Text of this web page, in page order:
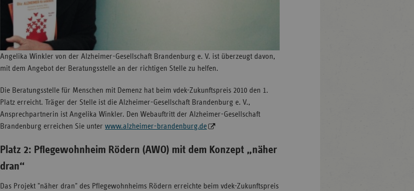
Angelika Winkler von der Alzheimer-Gesellschaft Brandenburg e. V. ist überzeugt davon,
mit dem Angebot der Beratungsstelle an der richtigen Stelle zu helfen.
Die Beratungsstelle für Menschen mit Demenz hat beim vdek-Zukunftspreis 2010 den 1.
Platz erreicht. Träger der Stelle ist die Alzheimer-Gesellschaft Brandenburg e. V.,
Ansprechpartnerin ist Angelika Winkler. Den Webauftritt der Alzheimer-Gesellschaft
Brandenburg erreichen Sie unterwww.alzheimer-brandenburg.de
Platz 2: Pflegewohnheim Rödern (AWO) mit dem Konzept „näher
dran“
Das Projekt "näher dran" des Pflegewohnheims Rödern erreichte beim vdek-Zukunftspreis